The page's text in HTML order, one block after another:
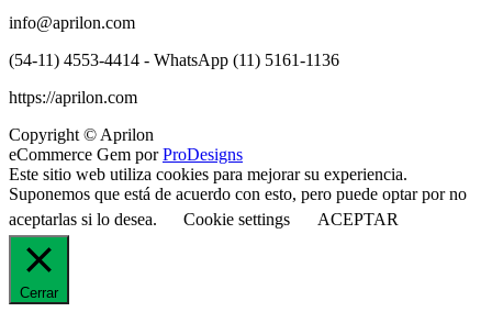
info@aprilon.com
(54-11) 4553-4414 - WhatsApp (11) 5161-1136
https://aprilon.com
Copyright © Aprilon
eCommerce Gem porProDesigns
Este sitio web utiliza cookies para mejorar su experiencia.
Suponemos que está de acuerdo con esto, pero puede optar por no
aceptarlas si lo desea.
Cookie settings ACEPTAR
Cerrar